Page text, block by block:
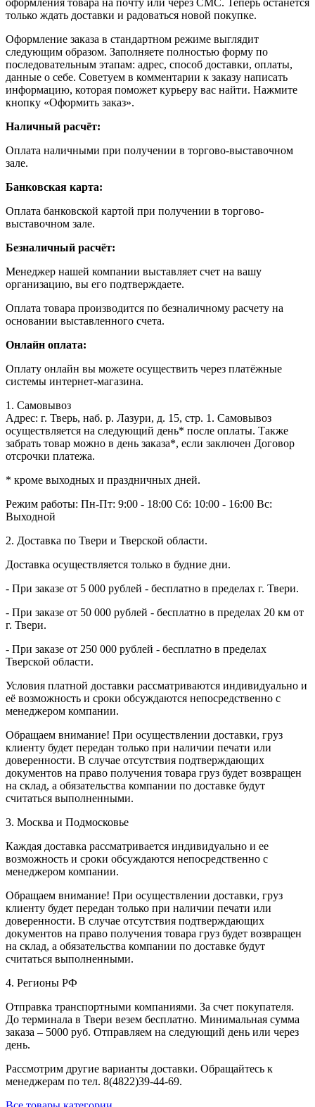
только ждать доставки и радоваться новой покупке.
Оформление заказа в стандартном режиме выглядит
следующим образом. Заполняете полностью форму по
последовательным этапам: адрес, способ доставки, оплаты,
данные о себе. Советуем в комментарии к заказу написать
информацию, которая поможет курьеру вас найти. Нажмите
кнопку «Оформить заказ».
Наличный расчёт:
Оплата наличными при получении в торгово-выставочном
зале.
Банковская карта:
Оплата банковской картой при получении в торгово-
выставочном зале.
Безналичный расчёт:
Менеджер нашей компании выставляет счет на вашу
организацию, вы его подтверждаете.
Оплата товара производится по безналичному расчету на
основании выставленного счета.
Онлайн оплата:
Оплату онлайн вы можете осуществить через платёжные
системы интернет-магазина.
1. Самовывоз
Адрес: г. Тверь, наб. р. Лазури, д. 15, стр. 1. Самовывоз
осуществляется на следующий день* после оплаты. Также
забрать товар можно в день заказа*, если заключен Договор
отсрочки платежа.
* кроме выходных и праздничных дней.
Режим работы: Пн-Пт: 9:00 - 18:00 Сб: 10:00 - 16:00 Вс:
Выходной
2. Доставка по Твери и Тверской области.
Доставка осуществляется только в будние дни.
- При заказе от 5 000 рублей - бесплатно в пределах г. Твери.
- При заказе от 50 000 рублей - бесплатно в пределах 20 км от
г. Твери.
- При заказе от 250 000 рублей - бесплатно в пределах
Тверской области.
Условия платной доставки рассматриваются индивидуально и
её возможность и сроки обсуждаются непосредственно с
менеджером компании.
Обращаем внимание! При осуществлении доставки, груз
клиенту будет передан только при наличии печати или
доверенности. В случае отсутствия подтверждающих
документов на право получения товара груз будет возвращен
на склад, а обязательства компании по доставке будут
считаться выполненными.
3. Москва и Подмосковье
Каждая доставка рассматривается индивидуально и ее
возможность и сроки обсуждаются непосредственно с
менеджером компании.
Обращаем внимание! При осуществлении доставки, груз
клиенту будет передан только при наличии печати или
доверенности. В случае отсутствия подтверждающих
документов на право получения товара груз будет возвращен
на склад, а обязательства компании по доставке будут
считаться выполненными.
4. Регионы РФ
Отправка транспортными компаниями. За счет покупателя.
До терминала в Твери везем бесплатно. Минимальная сумма
заказа – 5000 руб. Отправляем на следующий день или через
день.
Рассмотрим другие варианты доставки. Обращайтесь к
менеджерам по тел. 8(4822)39-44-69.